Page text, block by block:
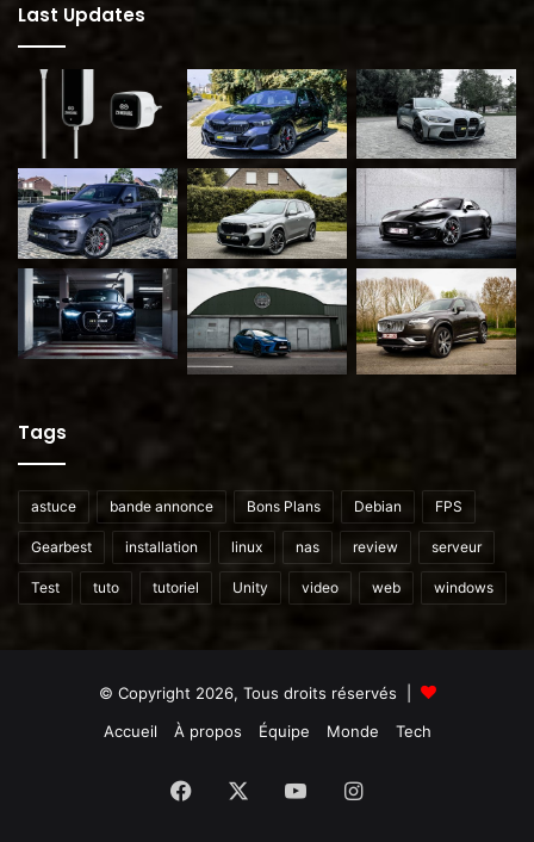
Last Updates
Tags
astuce bande annonce Bons Plans Debian FPS
Gearbest installation linux nas review serveur
Test tuto tutoriel Unity video web windows
© Copyright 2026, Tous droits réservés |
Accueil
À propos Équipe Monde Tech
Facebook YouTubeInstagram